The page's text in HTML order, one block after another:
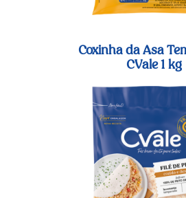
Coxinha da Asa
CVale 1 kg